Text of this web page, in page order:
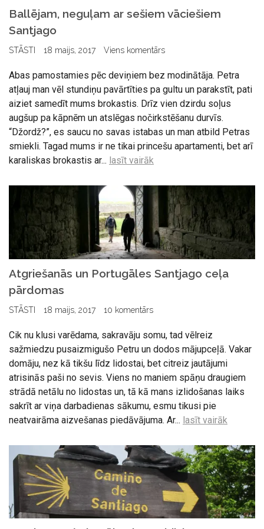
Ballējam, neguļam ar sešiem vāciešiem
Santjago
STĀSTI 18 maijs, 2017 Viens komentārs
Abas pamostamies pēc deviņiem bez modinātāja. Petra
atļauj man vēl stundiņu pavārtīties pa gultu un parakstīt, pati
aiziet samedīt mums brokastis. Drīz vien dzirdu soļus
augšup pa kāpnēm un atslēgas nočirkstēšanu durvīs.
“Džordž?”, es saucu no savas istabas un man atbild Petras
smiekli. Tagad mums ir ne tikai princešu apartamenti, bet arī
karaliskas brokastis ar... lasīt vairāk
Atgriešanās un Portugāles Santjago ceļa
pārdomas
STĀSTI 18 maijs, 2017 10 komentārs
Cik nu klusi varēdama, sakravāju somu, tad vēlreiz
sažmiedzu pusaizmigušo Petru un dodos mājupceļā. Vakar
domāju, nez kā tikšu līdz lidostai, bet citreiz jautājumi
atrisinās paši no sevis. Viens no maniem spāņu draugiem
strādā netālu no lidostas un, tā kā mans izlidošanas laiks
sakrīt ar viņa darbadienas sākumu, esmu tikusi pie
neatvairāma aizvešanas piedāvājuma. Ar... lasīt vairāk